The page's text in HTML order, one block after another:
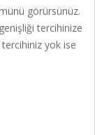
görürsünüz.
tercihinize
yok ise